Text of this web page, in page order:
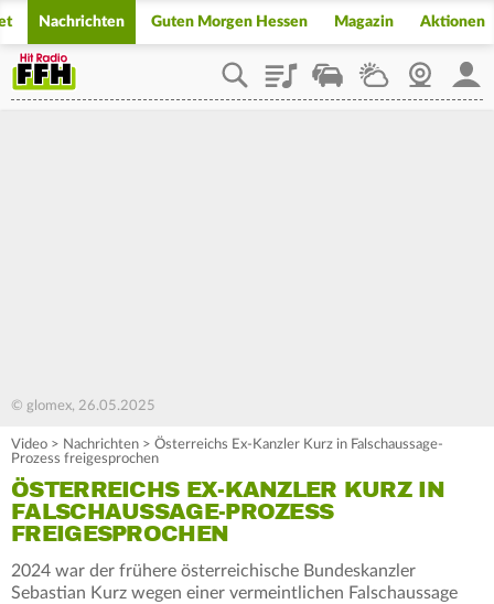
Nachrichten Guten Morgen Hessen Magazin Aktionen
PlaylistStaupilotWetterWebcam
© glomex, 26.05.2025
Video > Nachrichten > Österreichs Ex-Kanzler Kurz in Falschaussage-
Prozess freigesprochen
ÖSTERREICHS EX-KANZLER KURZ IN
FALSCHAUSSAGE-PROZESS
FREIGESPROCHEN
2024 war der frühere österreichische Bundeskanzler
Sebastian Kurz wegen einer vermeintlichen Falschaussage